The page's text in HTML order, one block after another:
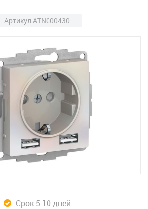
Артикул ATN000430
Срок 5-10 дней